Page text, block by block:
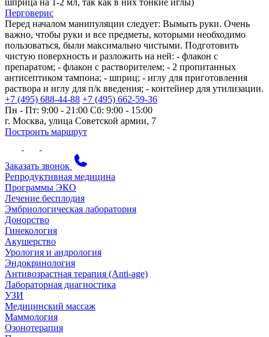
Перговерис
Перед началом манипуляции следует: Вымыть руки. Очень
важно, чтобы руки и все предметы, которыми необходимо
пользоваться, были максимально чистыми. Подготовить
чистую поверхность и разложить на ней: - флакон с
препаратом; - флакон с растворителем; - 2 пропитанных
антисептиком тампона; - шприц; - иглу для приготовления
раствора и иглу для п/к введения; - контейнер для утилизации.
+7 (495) 688-44-88 +7 (495) 662-59-36
Пн - Пт: 9:00 - 21:00 Сб: 9:00 - 15:00
г. Москва, улица Советской армии, 7
Построить маршрут
Заказать звонок
Репродуктивная медицина
Программы ЭКО
Лечение бесплодия
Эмбриологическая лаборатория
Донорство
Гинекология
Акушерство
Урология и андрология
Эндокринология
Антивозрастная терапия (Anti-age)
Лабораторная диагностика
УЗИ
Медицинский массаж
Маммология
Озонотерапия